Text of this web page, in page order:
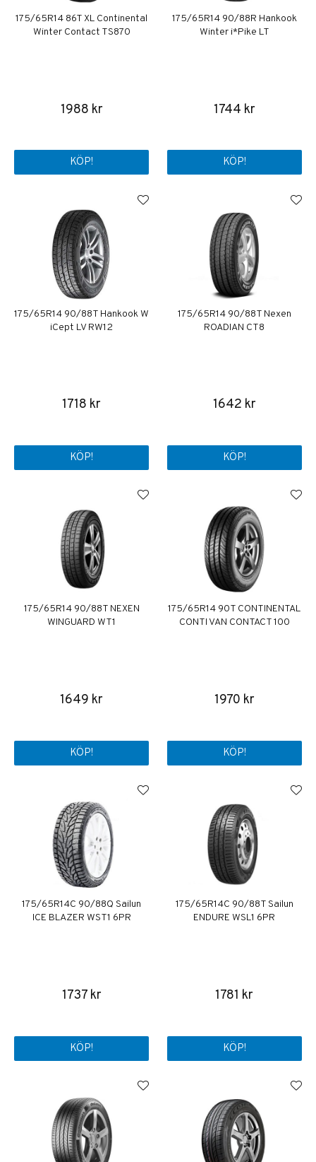
175/65R14 86T XL Continental
Winter Contact TS870
1988 kr
KÖP!
175/65R14 90/88R Hankook
Winter i*Pike LT
1744 kr
KÖP!
175/65R14 90/88T Hankook W
iCept LV RW12
1718 kr
KÖP!
175/65R14 90/88T Nexen
ROADIAN CT8
1642 kr
KÖP!
175/65R14 90/88T NEXEN
WINGUARD WT1
1649 kr
KÖP!
175/65R14 90T CONTINENTAL
CONTI VAN CONTACT 100
1970 kr
KÖP!
175/65R14C 90/88Q Sailun
ICE BLAZER WST1 6PR
1737 kr
KÖP!
175/65R14C 90/88T Sailun
ENDURE WSL1 6PR
1781 kr
KÖP!